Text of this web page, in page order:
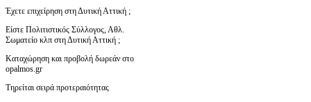
Έχετε επιχείρηση στη Δυτική Αττική ;
Είστε Πολιτιστικός Σύλλογος, Αθλ.
Σωματείο κλπ στη Δυτική Αττική ;
Καταχώρηση και προβολή δωρεάν στο
opalmos.gr
Τηρείται σειρά προτεραιότητας